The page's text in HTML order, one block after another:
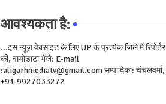
आवश्यकता है:
...इस न्यूज़ वेबसाइट के लिए UP के प्रत्येक जिले में रिपोर्टर
की, वायोडाटा भेजे: E-mail
:aligarhmediatv@gmail.com सम्पादिका: चंचलवर्मा,
+91-9927033272